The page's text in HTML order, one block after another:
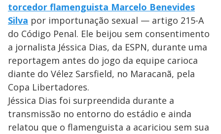
torcedor flamenguista Marcelo Benevides
Silva por importunação sexual — artigo 215-A
do Código Penal. Ele beijou sem consentimento
a jornalista Jéssica Dias, da ESPN, durante uma
reportagem antes do jogo da equipe carioca
diante do Vélez Sarsfield, no Maracanã, pela
Copa Libertadores.
Jéssica Dias foi surpreendida durante a
transmissão no entorno do estádio e ainda
relatou que o flamenguista a acariciou sem sua